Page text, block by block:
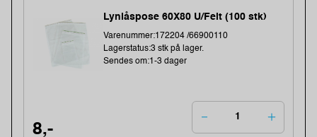
Lynlåspose 60X80 U/Felt (100 stk)
Varenummer:172204 /66900110
Lagerstatus:3 stk på lager.
Sendes om:1-3 dager
8,-